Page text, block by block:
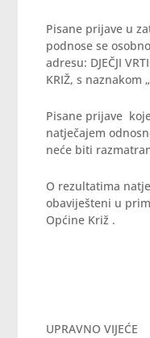
Pisane prijave u
podnose se
adresu: DJEČJI
KRIŽ, s naznakom
Pisane prijave
natječajem
neće biti
O rezultatima
obaviješteni u
Općine Križ .
UPRAVNO VIJEĆE